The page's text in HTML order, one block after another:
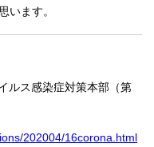
います。
ルス感染症対策本部（第
202004/16corona.html